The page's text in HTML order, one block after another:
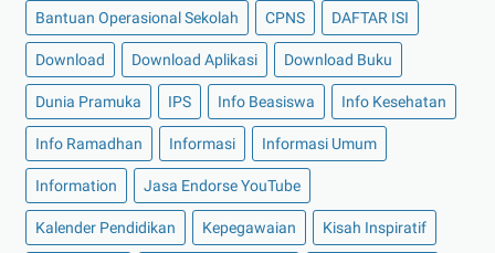
Bantuan Operasional Sekolah CPNS DAFTAR ISI
Download Download Aplikasi Download Buku
Dunia Pramuka IPS Info Beasiswa Info Kesehatan
Info Ramadhan Informasi Informasi Umum
Information Jasa Endorse YouTube
Kalender Pendidikan Kepegawaian Kisah Inspiratif